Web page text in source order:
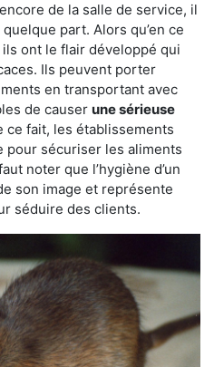
de la salle de service, il
part. Alors qu’en ce
ont le flair développé qui
Ils peuvent porter
en transportant avec
de causer une sérieuse
ce fait, les établissements
pour sécuriser les aliments
noter que l’hygiène d’un
son image et représente
séduire des clients.